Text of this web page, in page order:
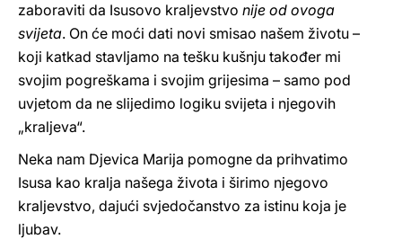
zaboraviti da Isusovo kraljevstvo nije od ovoga
svijeta. On će moći dati novi smisao našem životu –
koji katkad stavljamo na tešku kušnju također mi
svojim pogreškama i svojim grijesima – samo pod
uvjetom da ne slijedimo logiku svijeta i njegovih
„kraljeva“.
Neka nam Djevica Marija pomogne da prihvatimo
Isusa kao kralja našega života i širimo njegovo
kraljevstvo, dajući svjedočanstvo za istinu koja je
ljubav.